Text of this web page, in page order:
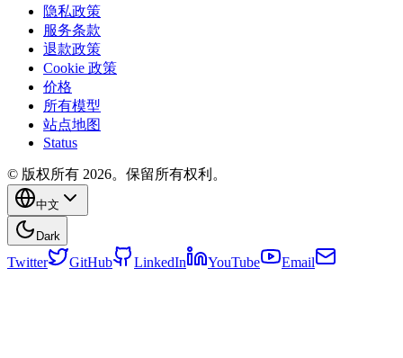
隐私政策
服务条款
退款政策
Cookie 政策
价格
所有模型
站点地图
Status
© 版权所有 2026。保留所有权利。
中文
Dark
Twitter GitHub LinkedIn YouTube Email